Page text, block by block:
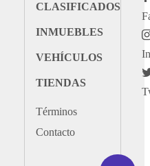
CLASIFICADOS
INMUEBLES
VEHÍCULOS
TIENDAS
Términos
Contacto